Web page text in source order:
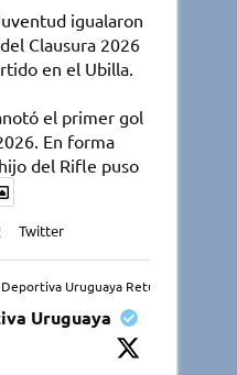
igualaron
Clausura 2026
en el Ubilla.
el primer gol
En forma
del Rifle puso
Twitter
Uruguaya Retuiteado
Uruguaya